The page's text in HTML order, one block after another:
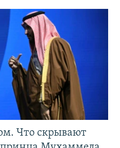
Что скрывают